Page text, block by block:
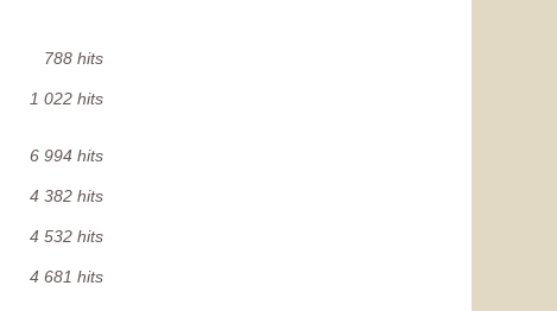
788 hits
1 022 hits
6 994 hits
4 382 hits
4 532 hits
4 681 hits